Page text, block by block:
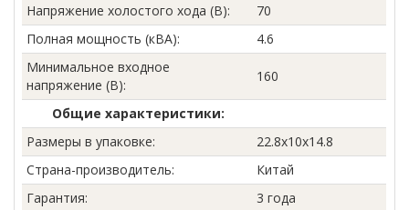
Напряжение холостого хода (В):
70
Полная мощность (кВА):
4.6
Минимальное входное
напряжение (В):
160
Общие характеристики:
Размеры в упаковке:
22.8x10x14.8
Страна-производитель:
Китай
Гарантия: 3 года